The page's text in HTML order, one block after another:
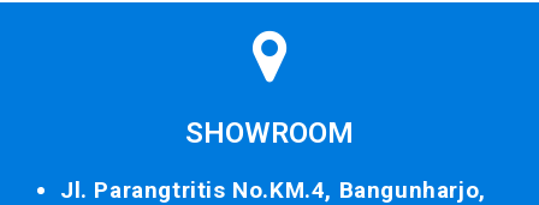
SHOWROOM
Jl. Parangtritis No.KM.4, Bangunharjo,